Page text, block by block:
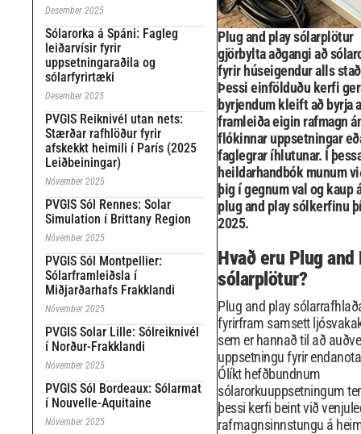
Desember 2025
Sólarorka á Spáni: Fagleg
leiðarvísir fyrir
uppsetningaraðila og
sólarfyrirtæki
Desember 2025
PVGIS Reiknivél utan nets:
Stærðar rafhlöður fyrir
afskekkt heimili í París (2025
Leiðbeiningar)
Nóvember 2025
PVGIS Sól Rennes: Solar
Simulation í Brittany Region
Nóvember 2025
PVGIS Sól Montpellier:
Sólarframleiðsla í
Miðjarðarhafs Frakklandi
Nóvember 2025
PVGIS Solar Lille: Sólreiknivél
í Norður-Frakklandi
Nóvember 2025
PVGIS Sól Bordeaux: Sólarmat
í Nouvelle-Aquitaine
Nóvember 2025
Plug and play sólarplötur
gjörbylta aðgangi að
fyrir húseigendur alls
Þessi einfölduðu kerfi
byrjendum kleift að byrja
framleiða eigin rafmagn
flókinnar uppsetningar
faglegrar íhlutunar. Í
heildarhandbók munum
þig í gegnum val og kaup
plug and play sólkerfinu
2025.
Hvað eru Plug and
sólarplötur?
Plug and play
fyrirfram samsett
sem er hannað til að
uppsetningu fyrir
Ólíkt hefðbundnum
sólarorkuuppsetningum
þessi kerfi beint við
rafmagnsinnstungu á